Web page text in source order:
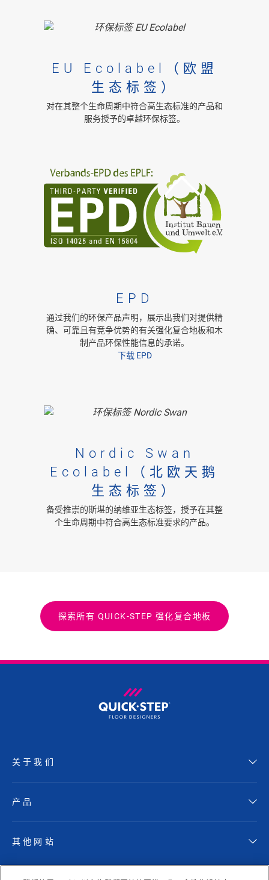
EU Ecolabel（欧盟
生态标签）
对在其整个生命周期中符合高生态标准的产品和
服务授予的卓越环保标签。
EPD
通过我们的环保产品声明，展示出我们对提供精
确、可靠且有竞争优势的有关强化复合地板和木
制产品环保性能信息的承诺。
下载 EPD
Nordic Swan
Ecolabel（北欧天鹅
生态标签）
备受推崇的斯堪的纳维亚生态标签，授予在其整
个生命周期中符合高生态标准要求的产品。
探索所有 QUICK-STEP 强化复合地板
关于我们
产品
其他网站